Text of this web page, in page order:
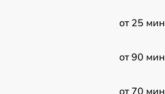
от 25 мин
от 90 мин
от 70 мин